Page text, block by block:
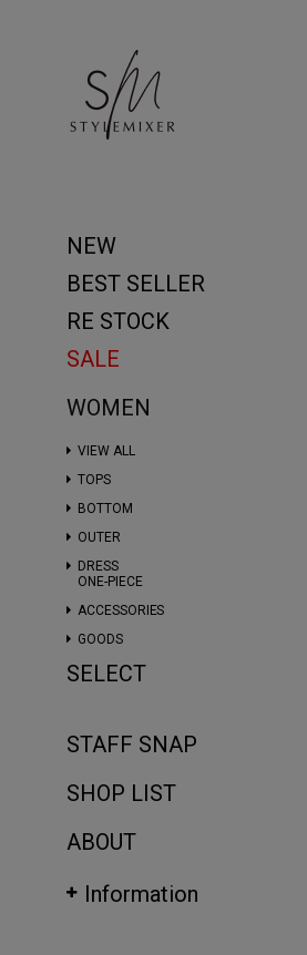
NEW
BEST SELLER
RE STOCK
SALE
WOMEN
VIEW ALL
TOPS
BOTTOM
OUTER
DRESS
ONE-PIECE
ACCESSORIES
GOODS
SELECT
STAFF SNAP
SHOP LIST
ABOUT
Information